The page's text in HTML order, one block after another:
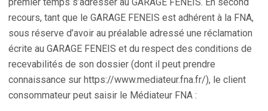
recours, tant que le GARAGE FENEIS est adhérent à la FNA,
sous réserve d’avoir au préalable adressé une réclamation
écrite au GARAGE FENEIS et du respect des conditions de
recevabilités de son dossier (dont il peut prendre
connaissance sur https://www.mediateur.fna.fr/), le client
consommateur peut saisir le Médiateur FNA :